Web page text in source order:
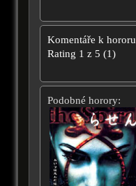
Komentáře k hororu
Rating 1 z 5 (1)
Podobné horory: